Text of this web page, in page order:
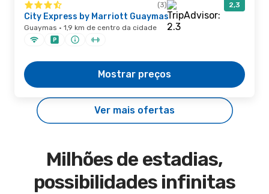
(3) 2,3
City Express by Marriott Guaymas
Guaymas · 1,9 km de centro da cidade
Mostrar preços
Ver mais ofertas
Milhões de estadias,
possibilidades infinitas